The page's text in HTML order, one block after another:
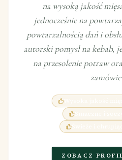
na wysoką jakość
jednocześnie na
powtarzalnością dań i
autorski pomysł na kebab,
na przesolenie potraw
Świeże i
ZOBACZ